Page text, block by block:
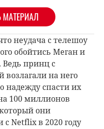
МАТЕРИАЛ
неудача с телешоу
обойтись Меган и
Ведь принц с
возлагали на него
надежду спасти их
100 миллионов
они
Netflix в 2020 году